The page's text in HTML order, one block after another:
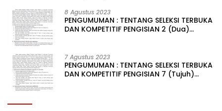
LINGKUNGAN PEMERINTAH DAERAH KABUPATEN KONAWE
8 Agustus 2023
PENGUMUMAN : TENTANG SELEKSI TERBUKA
DAN KOMPETITIF PENGISIAN 2 (Dua)
KABUPATEN KONAWE
7 Agustus 2023
PENGUMUMAN : TENTANG SELEKSI TERBUKA
DAN KOMPETITIF PENGISIAN 7 (Tujuh)